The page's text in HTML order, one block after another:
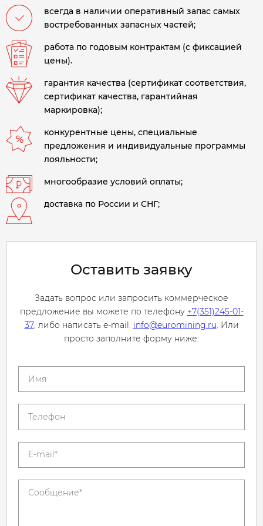
всегда в наличии оперативный запас самых
востребованных запасных частей;
работа по годовым контрактам (с фиксацией
цены).
гарантия качества (сертификат соответствия,
сертификат качества, гарантийная
маркировка);
конкурентные цены, специальные
предложения и индивидуальные программы
лояльности;
многообразие условий оплаты;
доставка по России и СНГ;
Оставить заявку
Задать вопрос или запросить коммерческое
предложение вы можете по телефону +7(351)245-01-
37, либо написать e-mail: info@euromining.ru. Или
просто заполните форму ниже: